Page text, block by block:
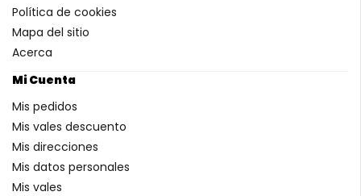
Política de cookies
Mapa del sitio
Acerca
Mi Cuenta
Mis pedidos
Mis vales descuento
Mis direcciones
Mis datos personales
Mis vales